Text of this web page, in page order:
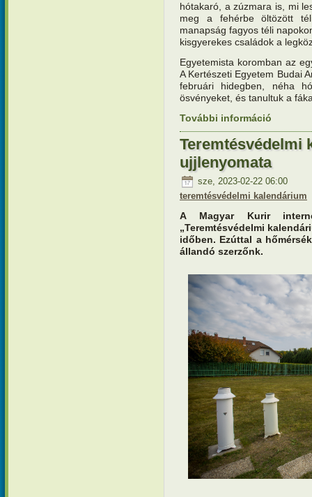
hótakaró, a zúzmara is, mi
meg a fehérbe öltözött
manapság fagyos téli
kisgyerekes családok a
Egyetemista koromban az
A Kertészeti Egyetem Budai
februári hidegben, néha
ösvényeket, és tanultuk a
További információ
Teremtésvédelmi
ujjlenyomata
sze, 2023-02-22 06:00
teremtésvédelmi kalendárium
A Magyar Kurir
„Teremtésvédelmi
időben. Ezúttal a
állandó szerzőnk.